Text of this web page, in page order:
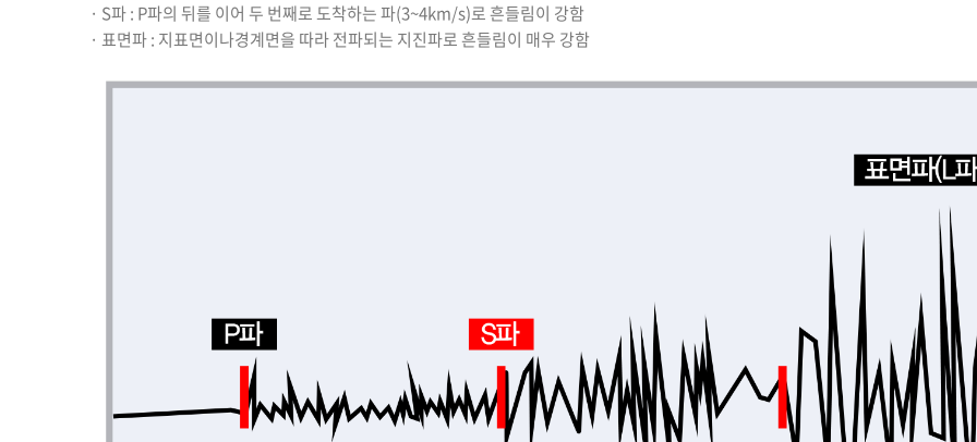
· S파 : P파의 뒤를 이어 두 번째로 도착하는 파(3~4km/s)로 흔들림이 강함
· 표면파 : 지표면이나경계면을 따라 전파되는 지진파로 흔들림이 매우 강함